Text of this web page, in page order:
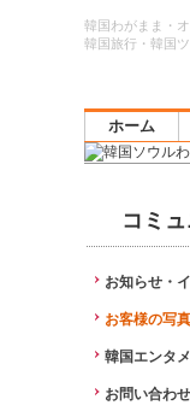
韓国わがまま・
韓国旅行・韓国
ホーム
コミ
お知らせ・
お客様の写
韓国エンタ
お問い合わせ